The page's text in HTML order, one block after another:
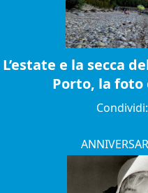
L’estate e la secca
Porto, la foto
Condividi: